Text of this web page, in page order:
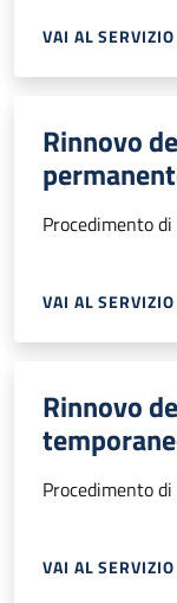
VAI AL SERVIZIO
Rinnovo
Procedimento
VAI AL SERVIZIO
Rinnovo
Procedimento
VAI AL SERVIZIO